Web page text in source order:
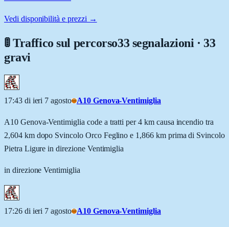
Vedi disponibilità e prezzi →
🚦 Traffico sul percorso33 segnalazioni · 33
gravi
17:43 di ieri 7 agosto A10 Genova-Ventimiglia
A10 Genova-Ventimiglia code a tratti per 4 km causa incendio tra
2,604 km dopo Svincolo Orco Feglino e 1,866 km prima di Svincolo
Pietra Ligure in direzione Ventimiglia
in direzione Ventimiglia
17:26 di ieri 7 agosto A10 Genova-Ventimiglia